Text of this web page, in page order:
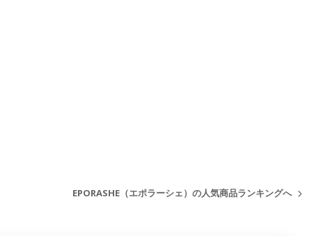
EPORASHE（エポラーシェ）の人気商品ランキングへ